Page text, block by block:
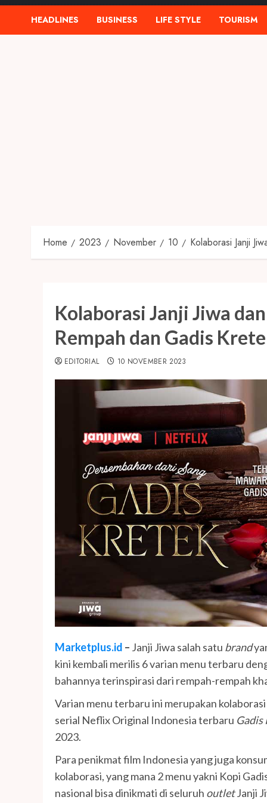
HEADLINES BUSINESS LIFE STYLE TOURISM
Home 2023 November 10 Kolaborasi Janji
Kolaborasi Janji Jiwa
Rempah dan Gadis
EDITORIAL 10 NOVEMBER 2023
Marketplus.id – Janji Jiwa salah satu brand
kini kembali merilis 6 varian menu terbaru
bahannya terinspirasi dari rempah-rempah
Varian menu terbaru ini merupakan
serial Neflix Original Indonesia terbaru
2023.
Para penikmat film Indonesia yang juga
kolaborasi, yang mana 2 menu yakni Kopi
nasional bisa dinikmati di seluruh outletJanji